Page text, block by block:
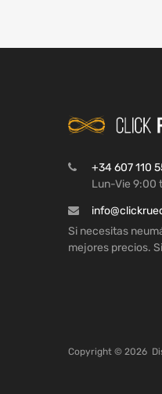
+34 607 110
Lun-Vie 9:00
Si necesitas
mejores precios.
Copyright © 2026